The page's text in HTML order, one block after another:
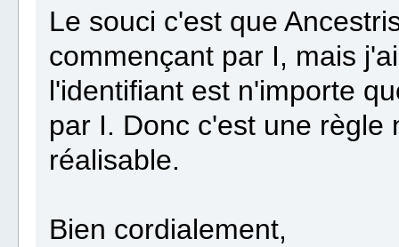
Le souci c'est que
commençant par I, mais
l'identifiant est n'importe
par I. Donc c'est une règle
réalisable.
Bien cordialement,